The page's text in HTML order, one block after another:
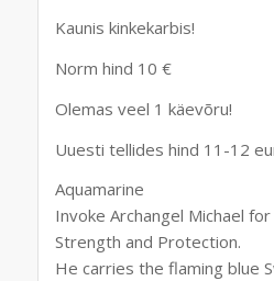
Kaunis kinkekarbis!
Norm hind 10 €
Olemas veel 1 käevõru!
Uuesti tellides hind 11-12
Aquamarine
Invoke Archangel Michael
Strength and Protection.
He carries the flaming blue